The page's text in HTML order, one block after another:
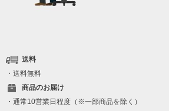
送料
・送料無料
商品のお届け
・通常10営業日程度（※一部商品を除く）